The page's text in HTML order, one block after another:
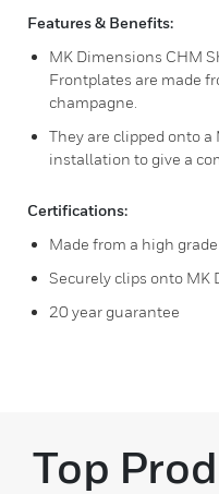
Features & Benefits:
MK Dimensions CHM
Frontplates are made
champagne.
They are clipped onto
installation to give a
Certifications:
Made from a high
Securely clips onto MK
20 year guarantee
Top